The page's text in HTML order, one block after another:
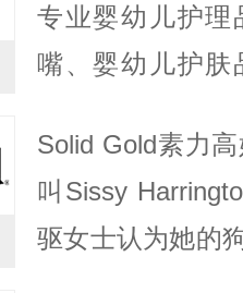
专业婴幼儿护理
嘴、婴幼儿护肤
为婴幼儿纸尿裤
Solid Gold素力
叫Sissy
驱女士认为她的